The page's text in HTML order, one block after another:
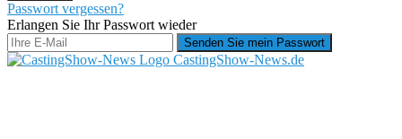
Passwort vergessen?
Erlangen Sie Ihr Passwort wieder
CastingShow-News.de